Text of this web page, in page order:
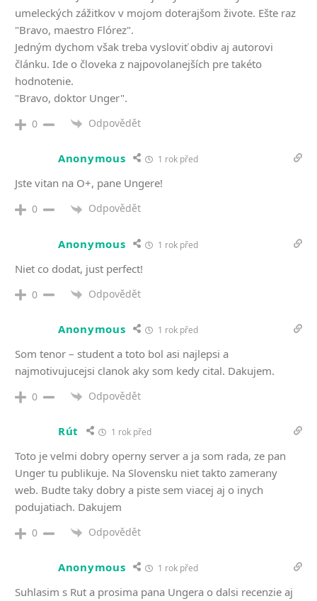
umeleckých zážitkov v mojom doterajšom živote. Ešte raz
"Bravo, maestro Flórez".
Jedným dychom však treba vysloviť obdiv aj autorovi
článku. Ide o človeka z najpovolanejších pre takéto
hodnotenie.
"Bravo, doktor Unger".
0 Odpovědět
Anonymous 1 rok před
Jste vitan na O+, pane Ungere!
0 Odpovědět
Anonymous 1 rok před
Niet co dodat, just perfect!
0 Odpovědět
Anonymous 1 rok před
Som tenor – student a toto bol asi najlepsi a
najmotivujucejsi clanok aky som kedy cital. Dakujem.
0 Odpovědět
Rút 1 rok před
Toto je velmi dobry operny server a ja som rada, ze pan
Unger tu publikuje. Na Slovensku niet takto zamerany
web. Budte taky dobry a piste sem viacej aj o inych
podujatiach. Dakujem
0 Odpovědět
Anonymous 1 rok před
Suhlasim s Rut a prosima pana Ungera o dalsi recenzie aj